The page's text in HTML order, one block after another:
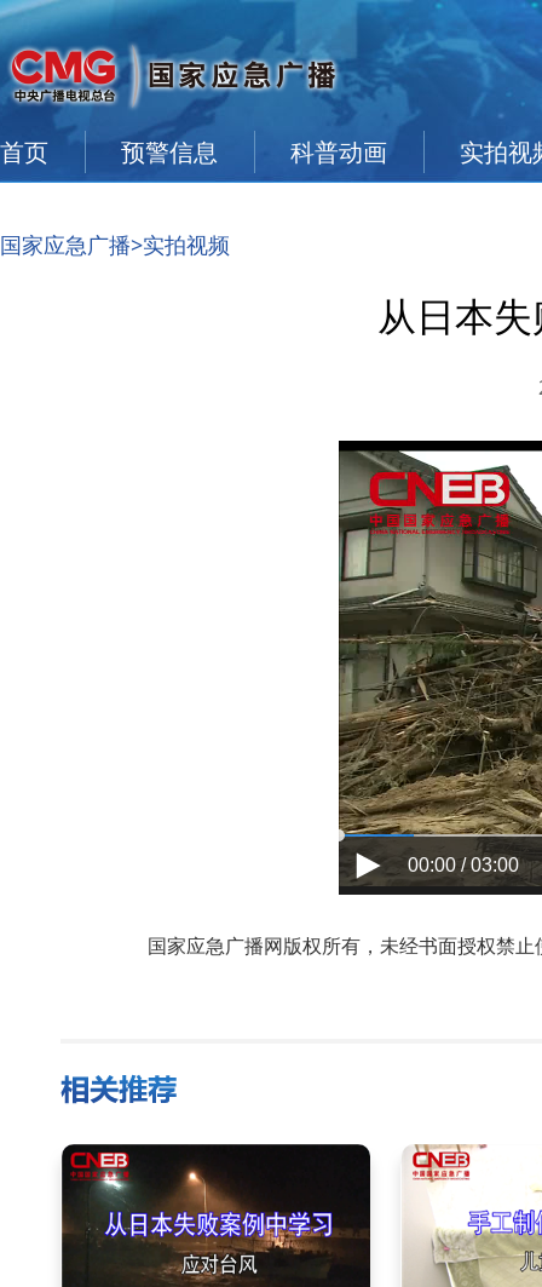
首页 预警信息 科普动画 实拍视
国家应急广播>实拍视频
从日本
00:00 / 03:00
国家应急广播网版权所有，未经书面授权禁